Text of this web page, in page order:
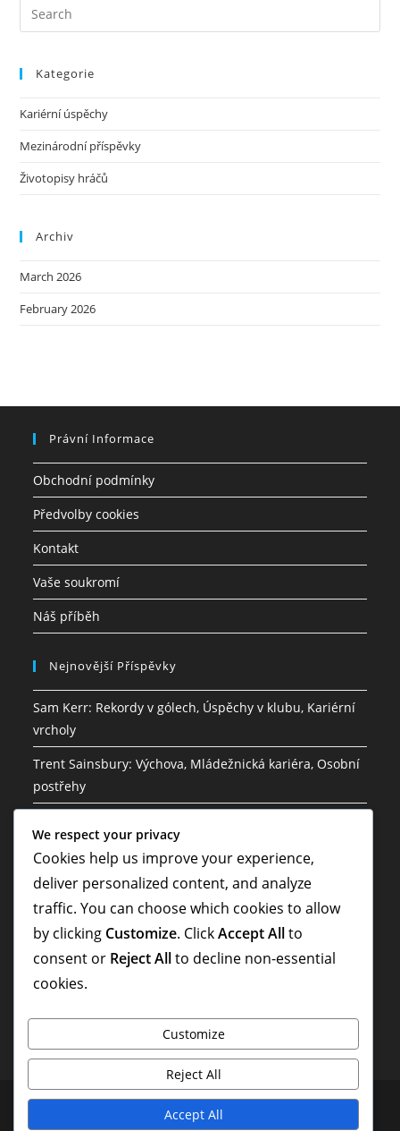
Kategorie
Kariérní úspěchy
Mezinárodní příspěvky
Životopisy hráčů
Archiv
March 2026
February 2026
Právní Informace
Obchodní podmínky
Předvolby cookies
Kontakt
Vaše soukromí
Náš příběh
Nejnovější Příspěvky
Sam Kerr: Rekordy v gólech, Úspěchy v klubu, Kariérní
vrcholy
Trent Sainsbury: Výchova, Mládežnická kariéra, Osobní
postřehy
zkušenosti
Lucas Neill: Vedení v národním týmu, historie
mistrovství světa, příspěvky
Riley McGree: Rodinné zázemí, Raný život, Osobní
příběh
Obchodní podmínky Předvolby cookies
Kontakt
Vaše soukromí
Náš příběh
We respect your privacy
Cookies help us improve your experience,
deliver personalized content, and analyze
traffic. You can choose which cookies to allow
by clicking Customize. ClickAccept Allto
consent or Reject Allto decline non-essential
cookies.
Customize
Reject All
Accept All